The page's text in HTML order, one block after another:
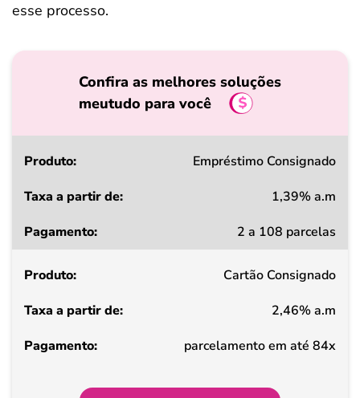
esse processo.
Confira as melhores soluções
meutudo para você
Produto
a
de
Pagamento
Empréstimo Consignado
1,39% a.m
2 a 108 parcelas
Cartão Consignado
2,46% a.m
parcelamento em até 84x